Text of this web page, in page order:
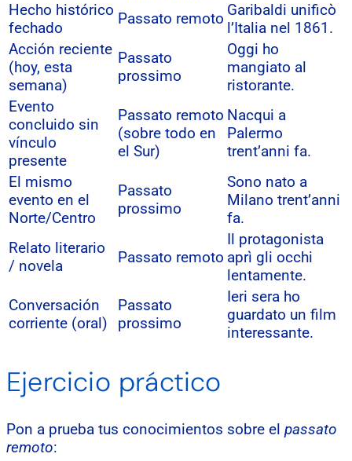
Hecho histórico
fechado
Passato remoto Garibaldi unificò
l’Italia nel 1861.
Acción reciente
(hoy, esta
semana)
Passato
prossimo
Oggi ho
mangiato al
ristorante.
Evento
concluido sin
vínculo
presente
Passato remoto
(sobre todo en
el Sur)
Nacqui a
Palermo
trent’anni fa.
El mismo
evento en el
Norte/Centro
Passato
prossimo
Sono nato a
Milano trent’anni
fa.
Relato literario
/ novela
Passato remoto
Il protagonista
aprì gli occhi
lentamente.
Conversación
corriente (oral)
Passato
prossimo
Ieri sera ho
guardato un film
interessante.
Ejercicio práctico
Pon a prueba tus conocimientos sobre el passato
remoto: